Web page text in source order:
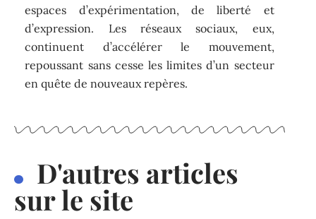
espaces d’expérimentation, de liberté et
d’expression. Les réseaux sociaux, eux,
continuent d’accélérer le mouvement,
repoussant sans cesse les limites d’un secteur
en quête de nouveaux repères.
D'autres articles
sur le site